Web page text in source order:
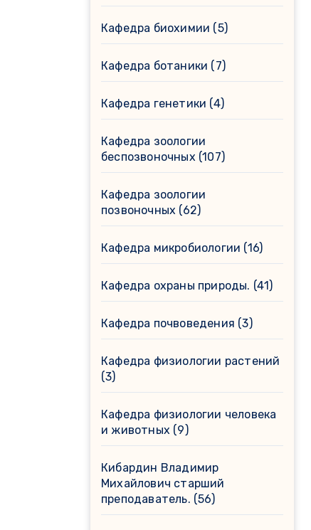
Кафедра биохимии (5)
Кафедра ботаники (7)
Кафедра генетики (4)
Кафедра зоологии
беспозвоночных (107)
Кафедра зоологии
позвоночных (62)
Кафедра микробиологии (16)
Кафедра охраны природы. (41)
Кафедра почвоведения (3)
Кафедра физиологии растений
(3)
Кафедра физиологии человека
и животных (9)
Кибардин Владимир
Михайлович старший
преподаватель. (56)